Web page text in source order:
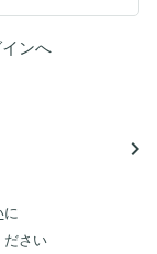
ンへ
navigate_next
に
ださい